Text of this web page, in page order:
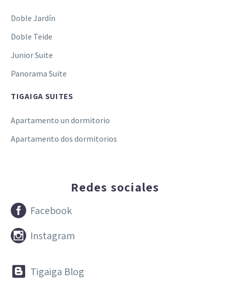
Doble Jardín
Doble Teide
Junior Suite
Panorama Suite
TIGAIGA SUITES
Apartamento un dormitorio
Apartamento dos dormitorios
Redes sociales

 Facebook

 Instagram

 Tigaiga Blog